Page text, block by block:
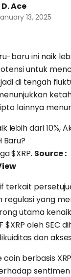
Ace
13, 2025
baru ini naik
untuk
di tengah
lainnya
$XRP. Source :
terkait
regulasi yang
utama
$XRP oleh SEC
dan
coin berbasis